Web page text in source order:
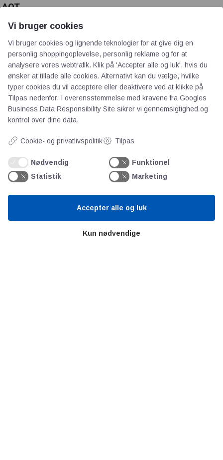
AOT
Om os
Priser
Kontakt
Persondata
Videncentre
Videncentre
Litteratur
Vi bruger cookies
Vi bruger cookies og lignende teknologier for at give dig en
personlig shoppingoplevelse, personlig reklame og for at
analysere vores webtrafik. Klik på 'Accepter alle og luk', hvis du
ønsker at tillade alle cookies. Alternativt kan du vælge, hvilke
typer cookies du vil acceptere eller deaktivere ved at klikke på
Tilpas nedenfor. I overensstemmelse med kravene fra Googles
Business Data Responsibility Site sikrer vi gennemsigtighed og
kontrol over dine data.
Cookie- og privatlivspolitik Tilpas
Nødvendig
Funktionel
Statistik
Marketing
Kun nødvendige
Accepter alle og luk